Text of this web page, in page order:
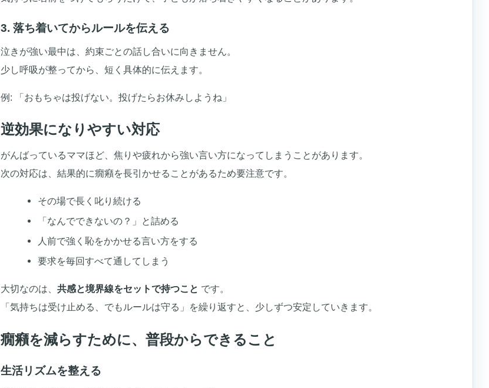
3. 落ち着いてからルールを伝える
泣きが強い最中は、約束ごとの話し合いに向きません。
少し呼吸が整ってから、短く具体的に伝えます。
例: 「おもちゃは投げない。投げたらお休みしようね」
逆効果になりやすい対応
がんばっているママほど、焦りや疲れから強い言い方になってしまうことがあります。
次の対応は、結果的に癇癪を長引かせることがあるため要注意です。
その場で長く叱り続ける
「なんでできないの？」と詰める
人前で強く恥をかかせる言い方をする
要求を毎回すべて通してしまう
大切なのは、共感と境界線をセットで持つこと です。
「気持ちは受け止める、でもルールは守る」を繰り返すと、少しずつ安定していきます。
癇癪を減らすために、普段からできること
生活リズムを整える